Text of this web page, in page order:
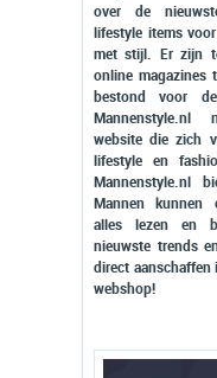
over de
lifestyle items
met stijl. Er zijn
online magazines
bestond voor
website die zich
lifestyle en
Mannenstyle.nl
Mannen kunnen
alles lezen en
nieuwste trends
direct aanschaffen
webshop!